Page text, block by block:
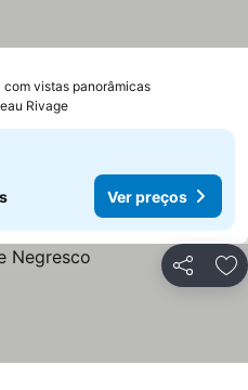
vistas panorâmicas
Rivage
Ver preços
Partilhar